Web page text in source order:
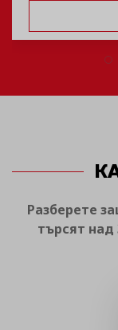
Разберете
търсят над